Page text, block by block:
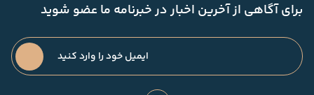
برای آگاهی از آخرین اخبار در خبرنامه ما عضو شوید